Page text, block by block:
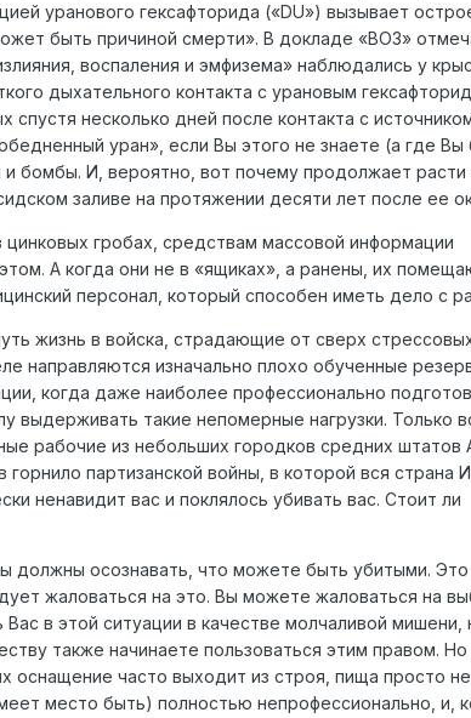
уранового гексафторида («DU») вызывает
быть причиной смерти». В докладе «ВОЗ»
воспаления и эмфизема» наблюдались у
дыхательного контакта с урановым
несколько дней после контакта с
уран», если Вы этого не знаете (а где Вы
и бомбы. И, вероятно, вот почему продолжает расти
заливе на протяжении десяти лет после ее
гробах, средствам массовой информации
А когда они не в «ящиках», а ранены, их
персонал, который способен иметь дело с
жизнь в войска, страдающие от сверх стрессовых
направляются изначально плохо обученные
когда даже наиболее профессионально
выдерживать такие непомерные нагрузки. Только
рабочие из небольших городков средних штатов
партизанской войны, в которой вся страна
ненавидит вас и поклялось убивать вас. Стоит ли
должны осознавать, что можете быть убитыми.
жаловаться на это. Вы можете жаловаться на
в этой ситуации в качестве молчаливой мишени,
также начинаете пользоваться этим правом. Но
оснащение часто выходит из строя, пища просто
место быть) полностью непрофессионально, и,